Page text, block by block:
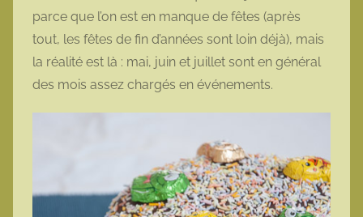
parce que l’on est en manque de fêtes (après
tout, les fêtes de fin d’années sont loin déjà), mais
la réalité est là : mai, juin et juillet sont en général
des mois assez chargés en événements.